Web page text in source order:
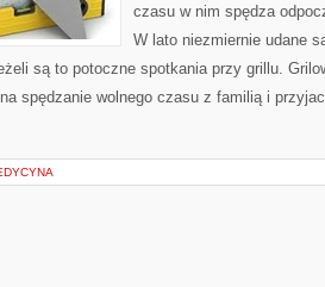
czasu w nim spędza
W lato niezmiernie udane
są to potoczne spotkania przy grillu.
spędzanie wolnego czasu z familią i